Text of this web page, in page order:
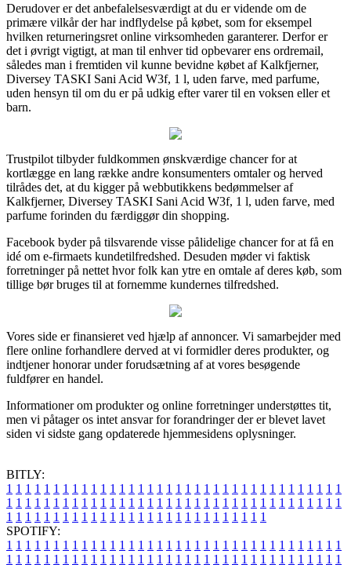
Derudover er det anbefalelsesværdigt at du er vidende om de
primære vilkår der har indflydelse på købet, som for eksempel
hvilken returneringsret online virksomheden garanterer. Derfor er
det i øvrigt vigtigt, at man til enhver tid opbevarer ens ordremail,
således man i fremtiden vil kunne bevidne købet af Kalkfjerner,
Diversey TASKI Sani Acid W3f, 1 l, uden farve, med parfume,
uden hensyn til om du er på udkig efter varer til en voksen eller et
barn.
Trustpilot tilbyder fuldkommen ønskværdige chancer for at
kortlægge en lang række andre konsumenters omtaler og herved
tilrådes det, at du kigger på webbutikkens bedømmelser af
Kalkfjerner, Diversey TASKI Sani Acid W3f, 1 l, uden farve, med
parfume forinden du færdiggør din shopping.
Facebook byder på tilsvarende visse pålidelige chancer for at få en
idé om e-firmaets kundetilfredshed. Desuden møder vi faktisk
forretninger på nettet hvor folk kan ytre en omtale af deres køb, som
tillige bør bruges til at fornemme kundernes tilfredshed.
Vores side er finansieret ved hjælp af annoncer. Vi samarbejder med
flere online forhandlere derved at vi formidler deres produkter, og
indtjener honorar under forudsætning af at vores besøgende
fuldfører en handel.
Informationer om produkter og online forretninger understøttes tit,
men vi påtager os intet ansvar for forandringer der er blevet lavet
siden vi sidste gang opdaterede hjemmesidens oplysninger.
BITLY:
1 1 1 1 1 1 1 1 1 1 1 1 1 1 1 1 1 1 1 1 1 1 1 1 1 1 1 1 1 1 1 1 1 1 1 1
1 1 1 1 1 1 1 1 1 1 1 1 1 1 1 1 1 1 1 1 1 1 1 1 1 1 1 1 1 1 1 1 1 1 1 1
1 1 1 1 1 1 1 1 1 1 1 1 1 1 1 1 1 1 1 1 1 1 1 1 1 1 1 1
SPOTIFY:
1 1 1 1 1 1 1 1 1 1 1 1 1 1 1 1 1 1 1 1 1 1 1 1 1 1 1 1 1 1 1 1 1 1 1 1
1 1 1 1 1 1 1 1 1 1 1 1 1 1 1 1 1 1 1 1 1 1 1 1 1 1 1 1 1 1 1 1 1 1 1 1